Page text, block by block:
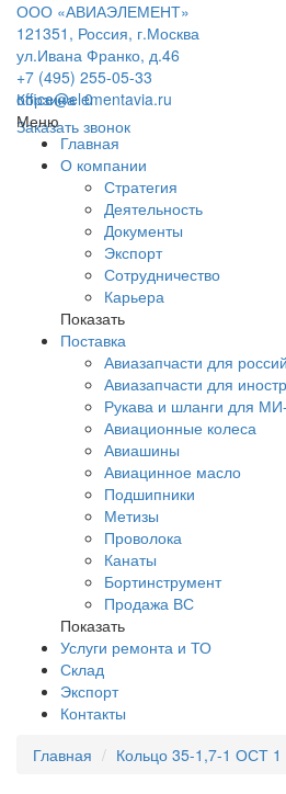
ООО «АВИАЭЛЕМЕНТ»
121351, Россия, г.Москва
ул.Ивана Франко, д.46
+7 (495) 255-05-33
office@elementavia.ru
Заказать звонок
Корзина0
Меню
Главная
О компании
Стратегия
Деятельность
Документы
Экспорт
Сотрудничество
Карьера
Показать
Поставка
Авиазапчасти для
Авиазапчасти для
Рукава и шланги для
Авиационные колеса
Авиашины
Авиацинное масло
Подшипники
Метизы
Проволока
Канаты
Бортинструмент
Продажа ВС
Показать
Услуги ремонта и ТО
Склад
Экспорт
Контакты
Главная
Кольцо 35-1,7-1 ОСТ 1